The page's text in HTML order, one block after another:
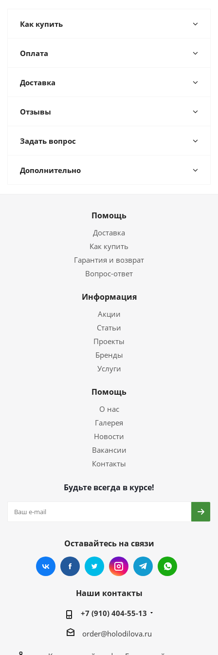
Как купить
Оплата
Доставка
Отзывы
Задать вопрос
Дополнительно
Помощь
Доставка
Как купить
Гарантия и возврат
Вопрос-ответ
Информация
Акции
Статьи
Проекты
Бренды
Услуги
Помощь
О нас
Галерея
Новости
Вакансии
Контакты
Будьте всегда в курсе!
Оставайтесь на связи
Наши контакты
+7 (910) 404-55-13
order@holodilova.ru